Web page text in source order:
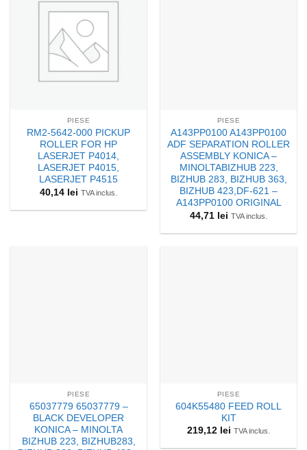
PIESE
RM2-5642-000 PICKUP
ROLLER FOR HP
LASERJET P4014,
LASERJET P4015,
LASERJET P4515
40,14 lei TVA inclus.
PIESE
A143PP0100 A143PP0100
ADF SEPARATION ROLLER
ASSEMBLY KONICA –
MINOLTABIZHUB 223,
BIZHUB 283, BIZHUB 363,
BIZHUB 423,DF-621 –
A143PP0100 ORIGINAL
44,71 lei TVA inclus.
PIESE
65037779 65037779 –
BLACK DEVELOPER
KONICA – MINOLTA
BIZHUB 223, BIZHUB283,
PIESE
604K55480 FEED ROLL
KIT
219,12 lei TVA inclus.